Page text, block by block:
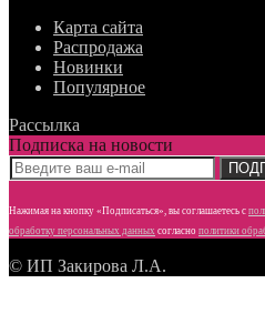
Карта сайта
Распродажа
Новинки
Популярное
Рассылка
Подписка на новости
Нажимая на кнопку «Подписаться», вы соглашаетесь с
обработку персональных данных согласно политики
© ИП Закирова Л.А.